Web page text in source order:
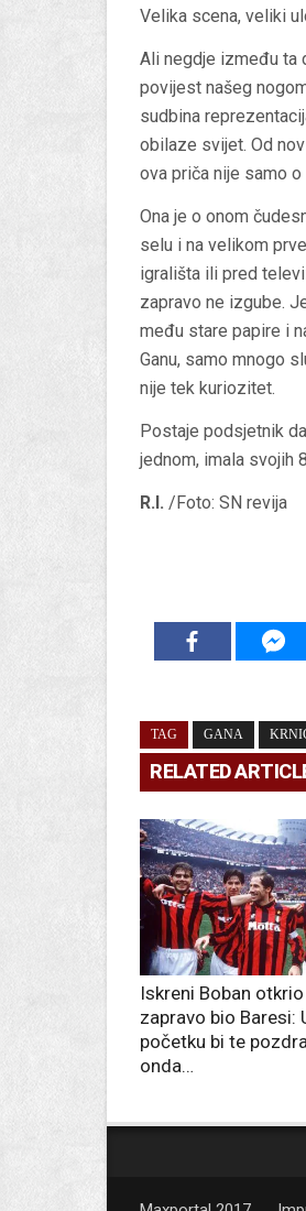
Velika scena, veliki
Ali negdje između ta
povijest našeg
sudbina
obilaze svijet. Od
ova priča nije samo
Ona je o onom
selu i na velikom
igrališta ili pred
zapravo ne izgube.
među stare papire i
Ganu, samo mnogo
nije tek kuriozitet.
Postaje podsjetnik
jednom, imala svojih
R.I. /Foto: SN revija
TAG GANA
RELATED
Iskreni Boban
zapravo bio Baresi:
početku bi te
onda…